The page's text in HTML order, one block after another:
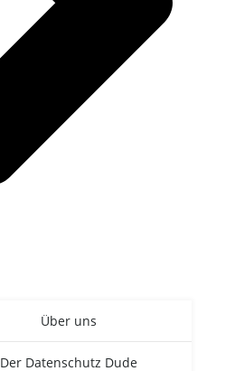
Über uns
Der Daten­schutz Dude